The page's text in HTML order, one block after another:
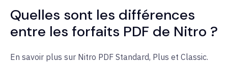
Quelles sont les différences
entre les forfaits PDF de Nitro ?
En savoir plus sur Nitro PDF Standard, Plus et Classic.